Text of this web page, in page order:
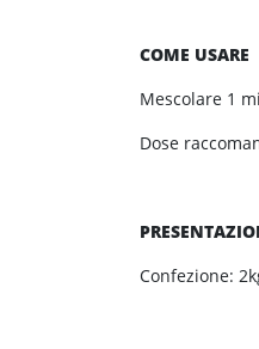
COME USARE
Mescolare 1
Dose
Confezione: